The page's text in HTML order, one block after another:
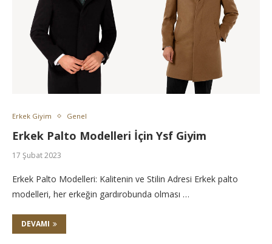
Erkek Giyim Genel
Erkek Palto Modelleri İçin Ysf Giyim
17 Şubat 2023
Erkek Palto Modelleri: Kalitenin ve Stilin Adresi Erkek palto
modelleri, her erkeğin gardırobunda olması …
DEVAMI